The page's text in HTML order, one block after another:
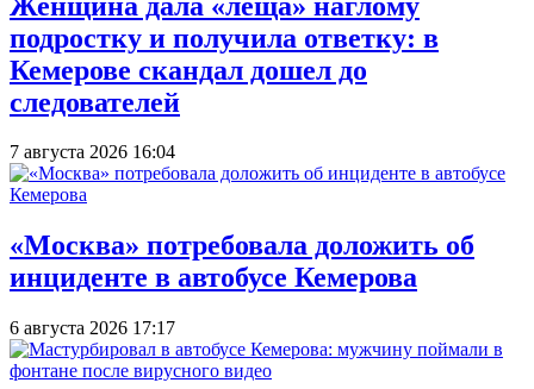
подростку и получила ответку: в
Кемерове скандал дошел до
следователей
7 августа 2026 16:04
«Москва» потребовала доложить об
инциденте в автобусе Кемерова
6 августа 2026 17:17